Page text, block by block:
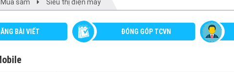
Mua sắm Siêu thị điện máy
BÀI VIẾT ĐÓNG GÓP TCVN